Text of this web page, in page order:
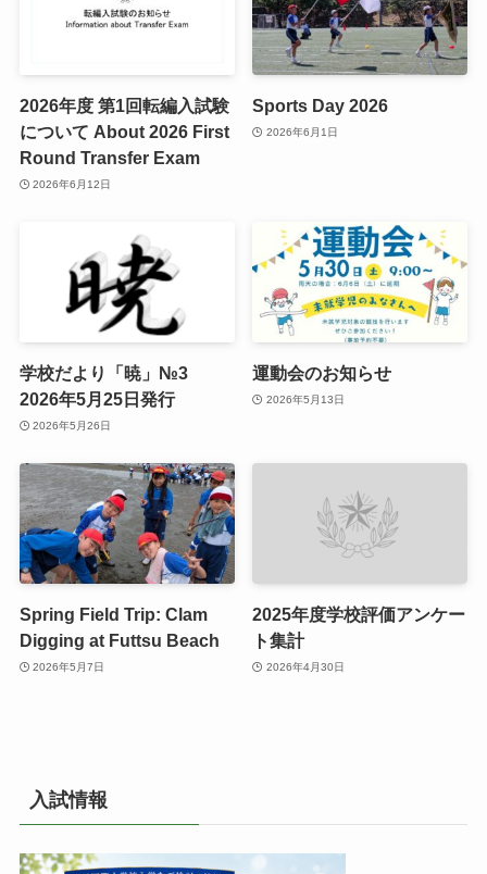
2026年度 第1回転編入試験
について About 2026 First
Round Transfer Exam
2026年6月12日
Sports Day 2026
2026年6月1日
学校だより「暁」№3
2026年5月25日発行
2026年5月26日
運動会のお知らせ
2026年5月13日
Spring Field Trip: Clam
Digging at Futtsu Beach
2026年5月7日
2025年度学校評価アンケー
ト集計
2026年4月30日
入試情報